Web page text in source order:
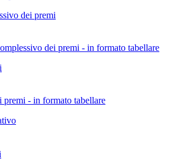
dei premi
dei premi - in formato tabellare
premi - in formato tabellare